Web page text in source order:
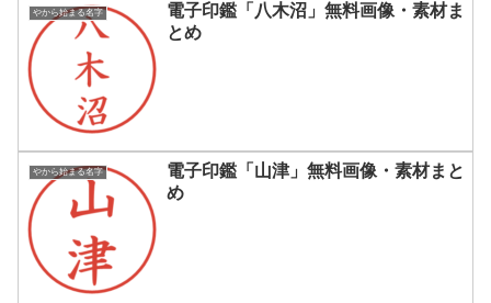
やから始まる名字
電子印鑑「八木沼」無料画像・素材ま
とめ
やから始まる名字
電子印鑑「山津」無料画像・素材まと
め